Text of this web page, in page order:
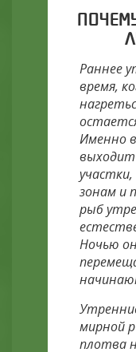
Раннее
время,
Именно
выходит
зонам и
рыб
Ночью
мирной
плотва